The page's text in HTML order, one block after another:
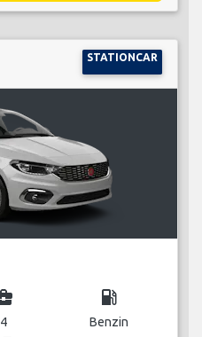
STATIONCAR
4
local_gas_station
Benzin